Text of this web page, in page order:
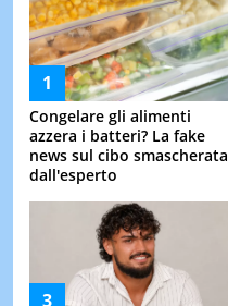
Congelare gli alimenti
azzera i batteri? La fake
news sul cibo smascherata
dall'esperto